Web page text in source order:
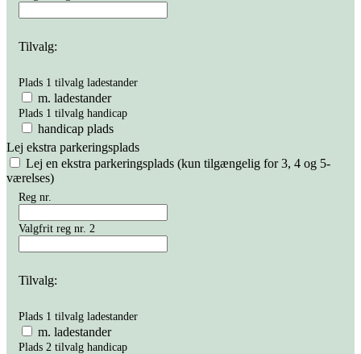
Tilvalg:
Plads 1 tilvalg ladestander
m. ladestander
Plads 1 tilvalg handicap
handicap plads
Lej ekstra parkeringsplads
Lej en ekstra parkeringsplads (kun tilgængelig for 3, 4 og 5-
værelses)
Reg nr.
Valgfrit reg nr. 2
Tilvalg:
Plads 1 tilvalg ladestander
m. ladestander
Plads 2 tilvalg handicap